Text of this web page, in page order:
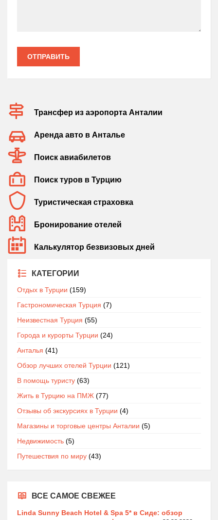
ОТПРАВИТЬ
Трансфер из аэропорта Анталии
Аренда авто в Анталье
Поиск авиабилетов
Поиск туров в Турцию
Туристическая страховка
Бронирование отелей
Калькулятор безвизовых дней
КАТЕГОРИИ
Отдых в Турции (159)
Гастрономическая Турция (7)
Неизвестная Турция (55)
Города и курорты Турции (24)
Анталья (41)
Обзор лучших отелей Турции (121)
В помощь туристу (63)
Жить в Турцию на ПМЖ (77)
Отзывы об экскурсиях в Турции (4)
Магазины и торговые центры Анталии (5)
Недвижимость (5)
Путешествия по миру (43)
ВСЕ САМОЕ СВЕЖЕЕ
Linda Sunny Beach Hotel & Spa 5* в Сиде: обзор